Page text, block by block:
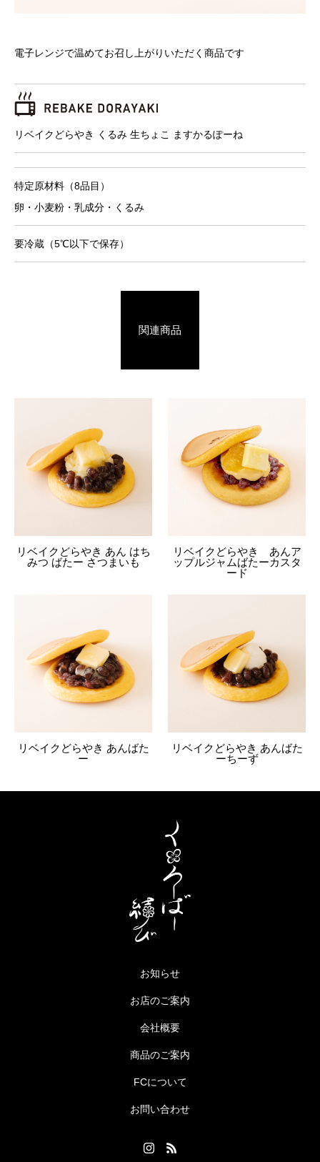
電子レンジで温めてお召し上がりいただく商品です
リベイクどらやき くるみ 生ちょこ ますかるぽーね
特定原材料（8品目）
卵・小麦粉・乳成分・くるみ
要冷蔵（5℃以下で保存）
関連商品
リベイクどらやき あん はち
みつ ばたー さつまいも
リベイクどらやき あんア
ップルジャムばたーカスタ
ード
リベイクどらやき あんばた
ー
リベイクどらやき あんばた
ーちーず
お知らせ
お店のご案内
会社概要
商品のご案内
FCについて
お問い合わせ